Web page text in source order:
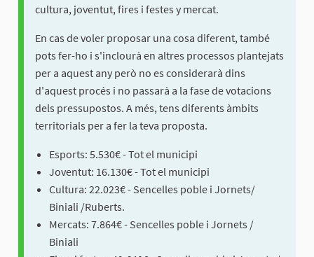
cultura, joventut, fires i festes y mercat.
En cas de voler proposar una cosa diferent, també
pots fer-ho i s'inclourà en altres processos plantejats
per a aquest any però no es considerarà dins
d'aquest procés i no passarà a la fase de votacions
dels pressupostos. A més, tens diferents àmbits
territorials per a fer la teva proposta.
Esports: 5.530€ - Tot el municipi
Joventut: 16.130€ - Tot el municipi
Cultura: 22.023€ - Sencelles poble i Jornets/
Biniali /Ruberts.
Mercats: 7.864€ - Sencelles poble i Jornets /
Biniali